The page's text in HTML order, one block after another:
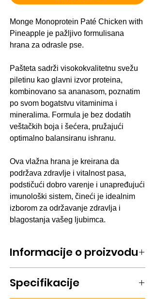
Monge Monoprotein Paté Chicken with
Pineapple je pažljivo formulisana
hrana za odrasle pse.
Pašteta sadrži visokokvalitetnu svežu
piletinu kao glavni izvor proteina,
kombinovano sa ananasom, poznatim
po svom bogatstvu vitaminima i
mineralima. Formula je bez dodatih
veštačkih boja i šećera, pružajući
optimalno balansiranu ishranu.
Ova vlažna hrana je kreirana da
podržava zdravlje i vitalnost pasa,
podstičući dobro varenje i unapređujući
imunološki sistem, čineći je idealnim
izborom za održavanje zdravlja i
blagostanja vašeg ljubimca.
Informacije o proizvodu
piletinom i ananasom, pruža
esencijalne vitamine i minerale za
Specifikacije